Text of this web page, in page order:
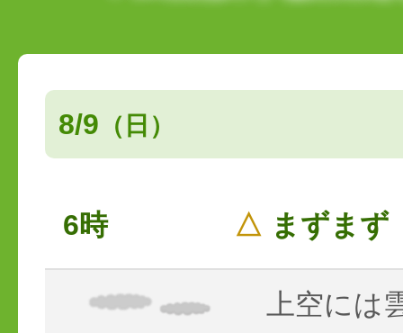
8/9 （日）
6時 △ まずまず
上空には